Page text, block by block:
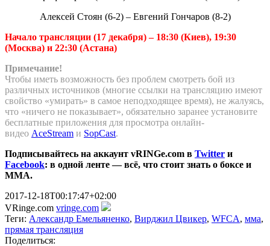
Алексей Стоян (6-2) – Евгений Гончаров (8-2)
Начало трансляции (17 декабря) – 18:30 (Киев), 19:30
(Москва) и 22:30 (Астана)
Примечание!
Чтобы иметь возможность без проблем смотреть бой из
различных источников (многие ссылки на трансляцию имеют
свойство «умирать» в самое неподходящее время), не жалуясь,
что «ничего не показывает», обязательно заранее установите
бесплатные приложения для просмотра онлайн-
видео AceStream и SopCast.
Подписывайтесь на аккаунт vRINGe.com в Twitter и
Facebook: в одной ленте — всё, что стоит знать о боксе и
ММА.
2017-12-18T00:17:47+02:00
VRinge.com vringe.com
Теги: Александр Емельяненко, Вирджил Цвикер, WFCA, мма,
прямая трансляция
Поделиться: